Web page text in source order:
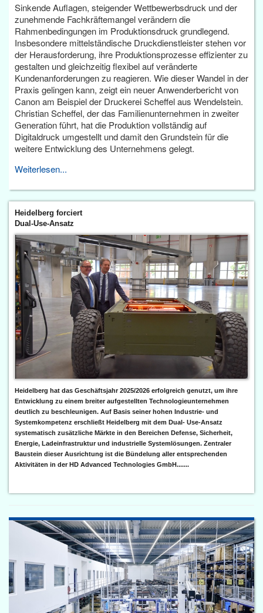
Sinkende Auflagen, steigender Wettbewerbsdruck und der
zunehmende Fachkräftemangel verändern die
Rahmenbedingungen im Produktionsdruck grundlegend.
Insbesondere mittelständische Druckdienstleister stehen vor
der Herausforderung, ihre Produktionsprozesse effizienter zu
gestalten und gleichzeitig flexibel auf veränderte
Kundenanforderungen zu reagieren. Wie dieser Wandel in der
Praxis gelingen kann, zeigt ein neuer Anwenderbericht von
Canon am Beispiel der Druckerei Scheffel aus Wendelstein.
Christian Scheffel, der das Familienunternehmen in zweiter
Generation führt, hat die Produktion vollständig auf
Digitaldruck umgestellt und damit den Grundstein für die
weitere Entwicklung des Unternehmens gelegt.
Weiterlesen...
Heidelberg forciert
Dual-Use-Ansatz
Heidelberg hat das Geschäftsjahr 2025/2026 erfolgreich genutzt, um ihre
Entwicklung zu einem breiter aufgestellten Technologieunternehmen
deutlich zu beschleunigen. Auf Basis seiner hohen Industrie- und
Systemkompetenz erschließt Heidelberg mit dem Dual- Use-Ansatz
systematisch zusätzliche Märkte in den Bereichen Defense, Sicherheit,
Energie, Ladeinfrastruktur und industrielle Systemlösungen. Zentraler
Baustein dieser Ausrichtung ist die Bündelung aller entsprechenden
Aktivitäten in der HD Advanced Technologies GmbH.......